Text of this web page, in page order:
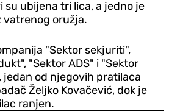
ubijena tri lica, a jedno je
vatrenog oružja.
"Sektor sekjuriti",
"Sektor ADS" i "Sektor
jedan od njegovih pratilaca
Željko Kovačević, dok je
ranjen.